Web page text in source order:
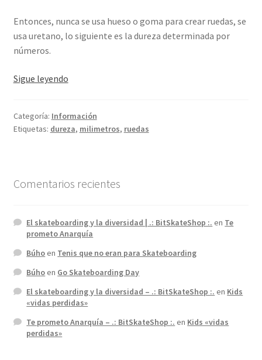
Entonces, nunca se usa hueso o goma para crear ruedas, se
usa uretano, lo siguiente es la dureza determinada por
números.
Sigue leyendo¿Ruedas
o
de
Categoría: Información
Etiquetas: dureza, milimetros, ruedas
Comentarios recientes
El skateboarding y la diversidad | .: BitSkateShop :. en Te
prometo Anarquía
Búhoen Tenis que no eran para Skateboarding
Búhoen Go Skateboarding Day
El skateboarding y la diversidad – .: BitSkateShop :. en Kids
«vidas perdidas»
Te prometo Anarquía – .: BitSkateShop :. en Kids «vidas
perdidas»